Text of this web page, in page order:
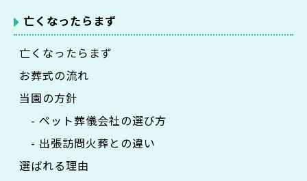
亡くなったらまず
亡くなったらまず
お葬式の流れ
当園の方針
- ペット葬儀会社の選び方
- 出張訪問火葬との違い
選ばれる理由